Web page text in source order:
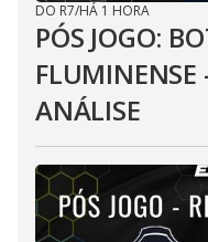
DO R7/HÁ 1 HORA
PÓS JOGO:
FLUMINENSE
ANÁLISE